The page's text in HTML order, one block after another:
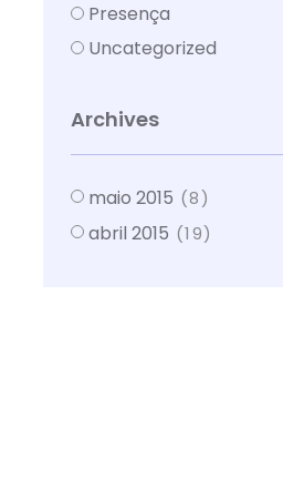
Presença
Uncategorized
Archives
maio 2015 (8)
abril 2015 (19)